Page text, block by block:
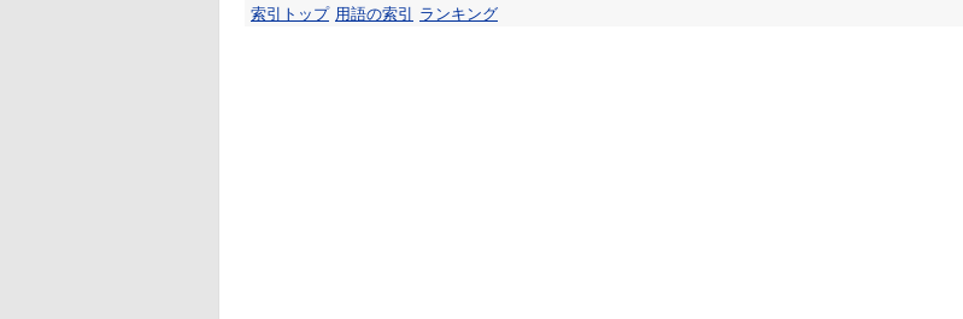
索引トップ 用語の索引 ランキング